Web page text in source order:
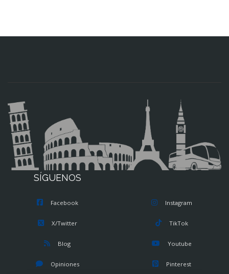
SÍGUENOS
Facebook
X/Twitter
Blog
Opiniones
Instagram
TikTok
Youtube
Pinterest